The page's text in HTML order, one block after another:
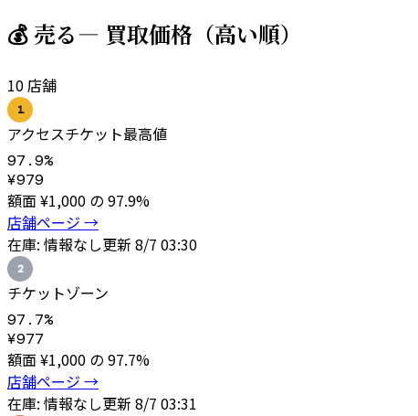
💰 売る— 買取価格（高い順）
10店舗
1
アクセスチケット最高値
97.9%
¥979
額面 ¥1,000 の 97.9%
店舗ページ →
在庫: 情報なし更新 8/7 03:30
2
チケットゾーン
97.7%
¥977
額面 ¥1,000 の 97.7%
店舗ページ →
在庫: 情報なし更新 8/7 03:31